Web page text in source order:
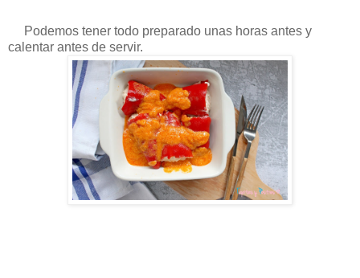
Podemos tener todo preparado unas horas antes y
calentar antes de servir.